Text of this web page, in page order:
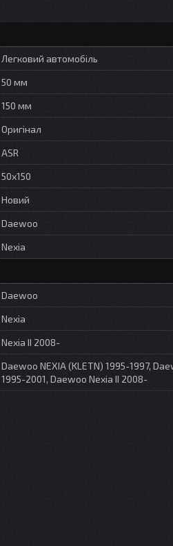
Легковий автомобіль
50 мм
150 мм
Оригінал
ASR
50х150
Новий
Daewoo
Nexia
Daewoo
Nexia
Nexia II 2008-
Daewoo NEXIA (KLETN) 1995-1997,
1995-2001, Daewoo Nexia II 2008-